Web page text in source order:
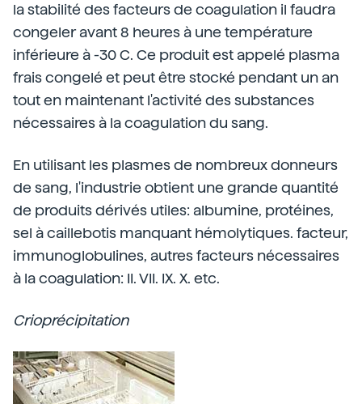
la stabilité des facteurs de coagulation il faudra
congeler avant 8 heures à une température
inférieure à -30 C. Ce produit est appelé plasma
frais congelé et peut être stocké pendant un an
tout en maintenant l'activité des substances
nécessaires à la coagulation du sang.
En utilisant les plasmes de nombreux donneurs
de sang, l'industrie obtient une grande quantité
de produits dérivés utiles: albumine, protéines,
sel à caillebotis manquant hémolytiques. facteur,
immunoglobulines, autres facteurs nécessaires
à la coagulation: II. VII. IX. X. etc.
Crioprécipitation